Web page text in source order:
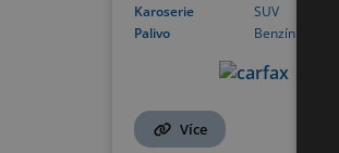
Karoserie
SUV
Palivo
Benzín
Více